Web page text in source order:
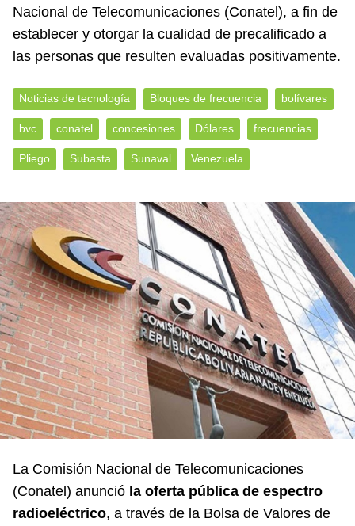
Nacional de Telecomunicaciones (Conatel), a fin de
establecer y otorgar la cualidad de precalificado a
las personas que resulten evaluadas positivamente.
Noticias de tecnología Bloques de frecuencia bolívares
bvc conatel concesiones Dólares frecuencias
Pliego Subasta Sunaval Venezuela
La Comisión Nacional de Telecomunicaciones
(Conatel) anunció la oferta pública de espectro
radioeléctrico, a través de la Bolsa de Valores de